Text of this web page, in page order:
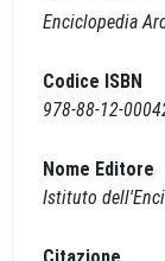
Enciclopedia
Codice ISBN
978-88-12-
Nome Editore
Istituto